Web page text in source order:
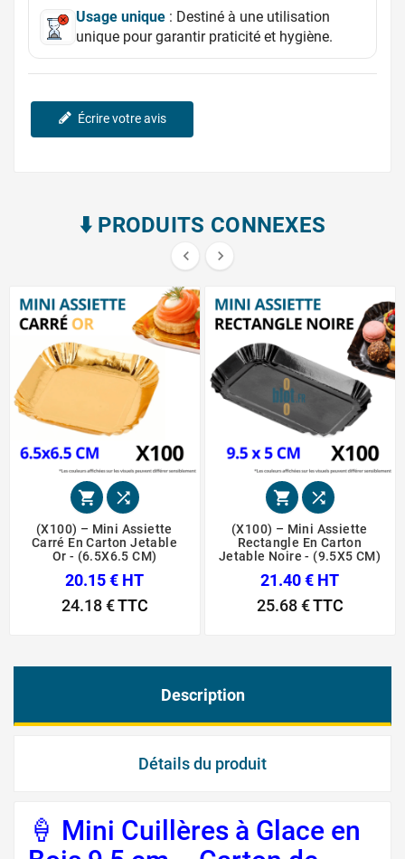
Usage unique : Destiné à une utilisation
unique pour garantir praticité et hygiène.
Écrire votre avis
⬇️​ PRODUITS CONNEXES
 
 
(X100) – Mini Assiette
Carré En Carton Jetable
Or - (6.5X6.5 CM)
20.15 € HT
24.18 €TTC
 
(X100) – Mini Assiette
Rectangle En Carton
Jetable Noire - (9.5X5 CM)
21.40 € HT
25.68 €TTC
Description
Détails du produit
🍦 Mini Cuillères à Glace en